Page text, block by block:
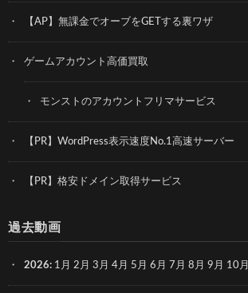
【AP】無課金でオーブをGETする裏ワザ
ゲームアカウント高価買取
モンストのアカウントフリマサービス
【PR】WordPress表示速度No.1高速サーバー
【PR】格安ドメイン取得サービス
過去動画
2026: 1月 2月 3月 4月 5月 6月 7月 8月 9月 10月